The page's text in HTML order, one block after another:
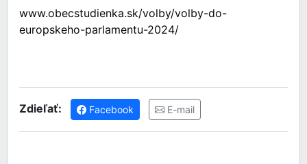
www.obecstudienka.sk/volby/volby-do-
europskeho-parlamentu-2024/
Zdieľať: Facebook E-mail